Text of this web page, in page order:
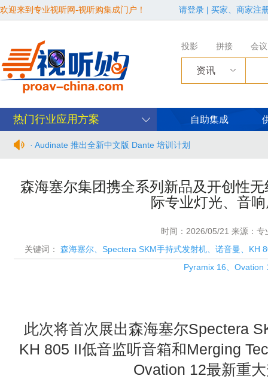
欢迎来到专业视听网-视听购集成门户！ 请登录 | 买家、商家注
投影 拼接 会议
资讯
热门行业应用方案 自助集成
· Audinate 推出全新中文版 Dante 培训计划
· 从“看见全貌”到“身心共感” | “壁彩京华”第三场展览在松下安恒
· 年度必赴约！9月15-17日，闻信第28届广告新科技上海秋交
· 面对不断升级的文旅亮化市场，你拿什么参与竞争？
· 松下投影机赋能LYMB.iO的MultiBall系统，打造新一代体育与
森海塞尔集团携全系列新品及开创性
际专业灯光、音
时间：2026/05/21 来源：专
关键词：
森海塞尔、Spectera SKM手持式发射机、诺音曼、KH
Pyramix 16、Ovation
此次将首次展出森海塞尔Spectera
KH 805 II低音监听音箱和Merging
Ovation 12最新重